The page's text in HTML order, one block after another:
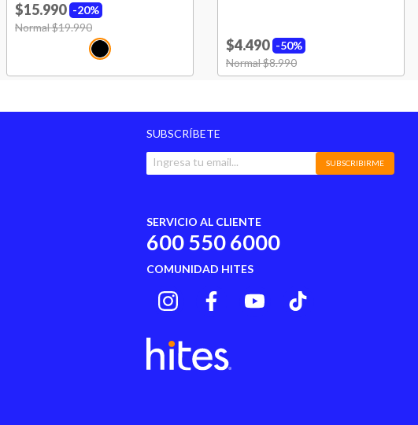
20%
$15.990
Price reduced from
Normal $19.990
50%
$4.490
Price reduced from
Normal $8.990
SUBSCRÍBETE
SUBSCRIBIRME
SERVICIO AL CLIENTE
600 550 6000
COMUNIDAD HITES